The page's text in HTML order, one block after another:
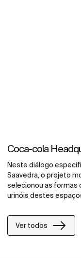
Coca-cola
Neste diálogo
Saavedra, o projeto
selecionou as formas
urinóis destes
incluem a tecnologia
duche foram
Tudo isto prova o
Ver todos